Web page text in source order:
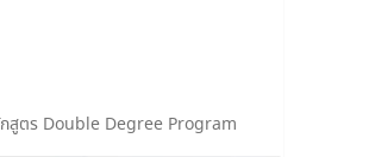
กสูตร Double Degree Program